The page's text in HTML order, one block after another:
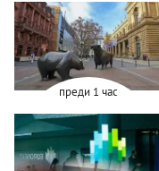
преди 1 час